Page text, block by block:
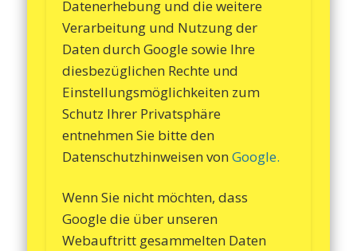
Datenerhebung und die weitere
Verarbeitung und Nutzung der
Daten durch Google sowie Ihre
diesbezüglichen Rechte und
Einstellungsmöglichkeiten zum
Schutz Ihrer Privatsphäre
entnehmen Sie bitte den
Datenschutzhinweisen vonGoogle.
Wenn Sie nicht möchten, dass
Google die über unseren
Webauftritt gesammelten Daten